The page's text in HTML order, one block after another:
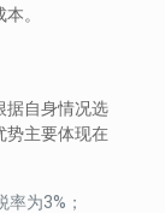
。
据自身情况选
势主要体现在
为3%；